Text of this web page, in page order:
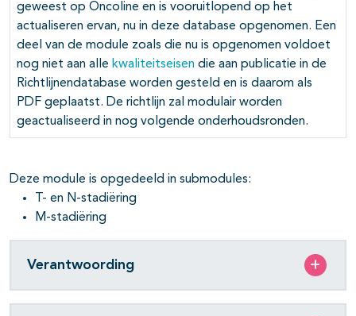
open- en dichtklappen
open- en dichtklappen
geweest op Oncoline en is vooruitlopend op het
actualiseren ervan, nu in deze database opgenomen. Een
deel van de module zoals die nu is opgenomen voldoet
nog niet aan alle kwaliteitseisen die aan publicatie in de
Richtlijnendatabase worden gesteld en is daarom als
PDF geplaatst. De richtlijn zal modulair worden
geactualiseerd in nog volgende onderhoudsronden.
Deze module is opgedeeld in submodules:
T- en N-stadiëring
M-stadiëring
Verantwoording